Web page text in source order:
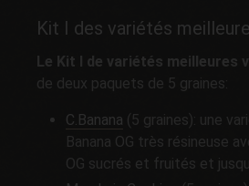
Kit I des variétés
Le Kit I de variétés meilleures
de deux paquets de 5 graines:
C.Banana (5 graines): une
Banana OG très résineuse
OG sucrés et fruités et